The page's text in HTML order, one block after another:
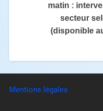
matin :
secteur
(disponible
Mentions légales